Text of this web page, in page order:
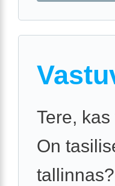
Tere, kas
On